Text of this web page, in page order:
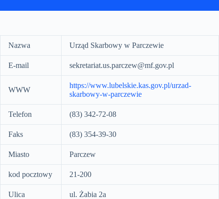
Nazwa Urząd Skarbowy w Parczewie
E-mail sekretariat.us.parczew@mf.gov.pl
WWW
https://www.lubelskie.kas.gov.pl/urzad-
skarbowy-w-parczewie
Telefon (83) 342-72-08
Faks (83) 354-39-30
Miasto Parczew
kod pocztowy 21-200
Ulica ul. Żabia 2a